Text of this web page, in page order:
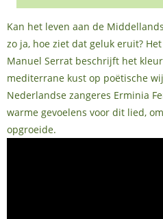
Kan het leven aan de
zo ja, hoe ziet dat geluk eruit?
Manuel Serrat beschrijft het
mediterrane kust op poëtische
Nederlandse zangeres Erminia
warme gevoelens voor dit lied,
opgroeide.